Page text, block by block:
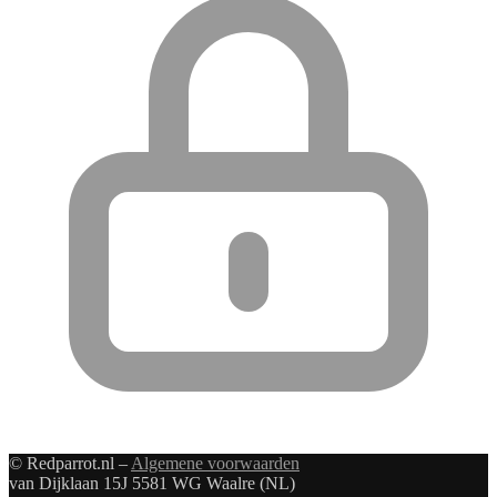
© Redparrot.nl – Algemene voorwaarden
van Dijklaan 15J 5581 WG Waalre (NL)